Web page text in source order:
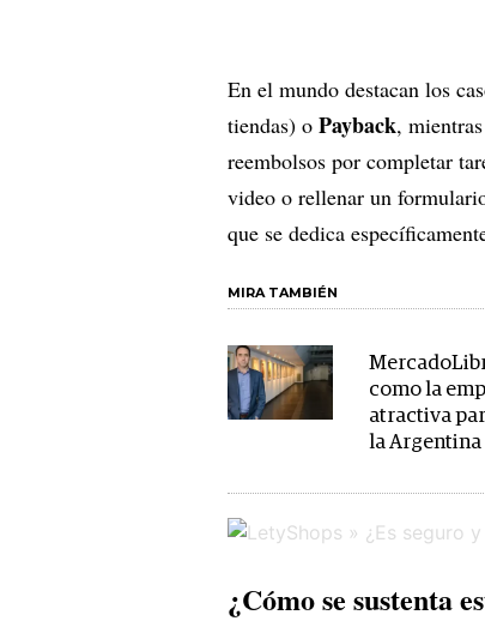
En el mundo destacan los
tiendas) o Payback,
reembolsos por completar
video o rellenar un
que se dedica
MIRA TAMBIÉN
como la
atractiva
la Argentina
¿Cómo se sustenta